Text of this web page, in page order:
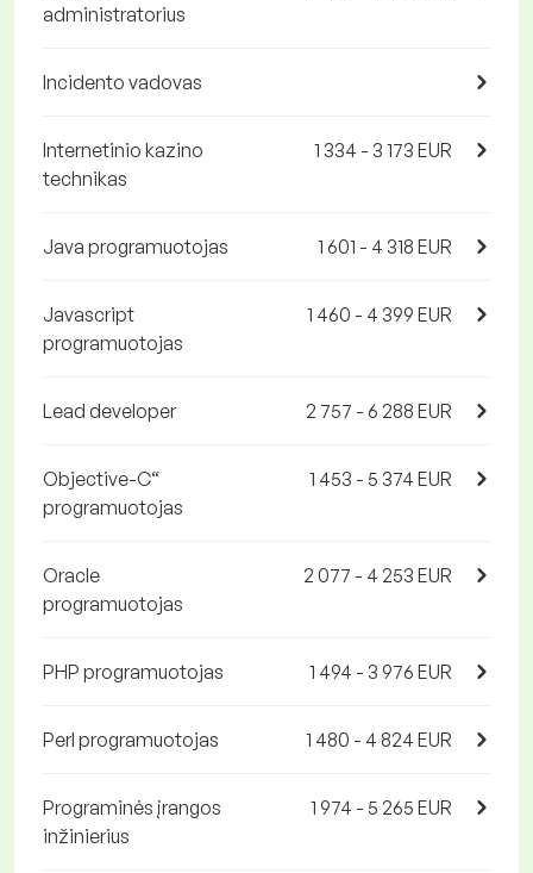
administratorius
Incidento vadovas
Internetinio kazino
technikas
1 334 - 3 173 EUR
Java programuotojas 1 601 - 4 318 EUR
Javascript
programuotojas
1 460 - 4 399 EUR
Lead developer 2 757 - 6 288 EUR
Objective-C“
programuotojas
1 453 - 5 374 EUR
Oracle
programuotojas
2 077 - 4 253 EUR
PHP programuotojas 1 494 - 3 976 EUR
Perl programuotojas 1 480 - 4 824 EUR
Programinės įrangos
inžinierius
1 974 - 5 265 EUR